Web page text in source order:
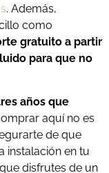
. Además,
como
gratuito a partir
para que no
años que
aquí no es
de que
instalación en tu
disfrutes de un